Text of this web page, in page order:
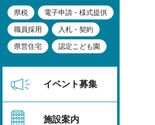
県税 電子申請・様式提供
職員採用 入札・契約
県営住宅 認定こども園
イベント募集
施設案内